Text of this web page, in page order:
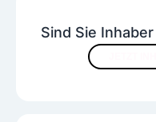
Sind Sie